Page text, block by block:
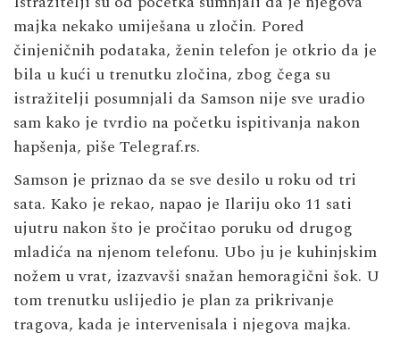
majka nekako umiješana u zločin. Pored
činjeničnih podataka, ženin telefon je otkrio da je
bila u kući u trenutku zločina, zbog čega su
istražitelji posumnjali da Samson nije sve uradio
sam kako je tvrdio na početku ispitivanja nakon
hapšenja, piše Telegraf.rs.
Samson je priznao da se sve desilo u roku od tri
sata. Kako je rekao, napao je Ilariju oko 11 sati
ujutru nakon što je pročitao poruku od drugog
mladića na njenom telefonu. Ubo ju je kuhinjskim
nožem u vrat, izazvavši snažan hemoragični šok. U
tom trenutku uslijedio je plan za prikrivanje
tragova, kada je intervenisala i njegova majka.